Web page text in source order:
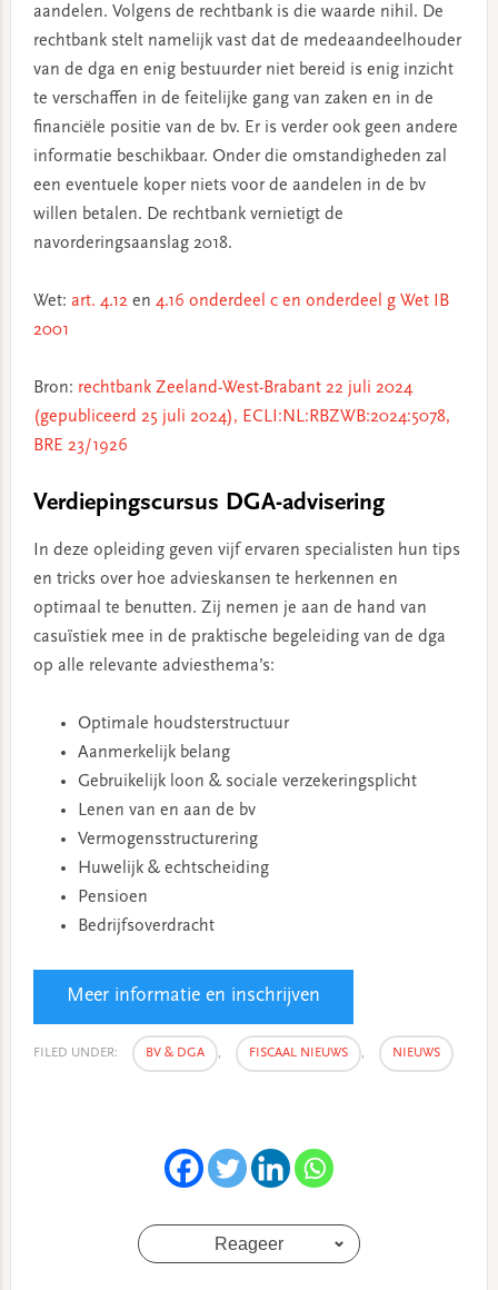
aandelen. Volgens de rechtbank is die waarde nihil. De
rechtbank stelt namelijk vast dat de medeaandeelhouder
van de dga en enig bestuurder niet bereid is enig inzicht
te verschaffen in de feitelijke gang van zaken en in de
financiële positie van de bv. Er is verder ook geen andere
informatie beschikbaar. Onder die omstandigheden zal
een eventuele koper niets voor de aandelen in de bv
willen betalen. De rechtbank vernietigt de
navorderingsaanslag 2018.
Wet: art. 4.12 en 4.16 onderdeel c en onderdeel g Wet IB
2001
Bron: rechtbank Zeeland-West-Brabant 22 juli 2024
(gepubliceerd 25 juli 2024), ECLI:NL:RBZWB:2024:5078,
BRE 23/1926
Verdiepingscursus DGA-advisering
In deze opleiding geven vijf ervaren specialisten hun tips
en tricks over hoe advieskansen te herkennen en
optimaal te benutten. Zij nemen je aan de hand van
casuïstiek mee in de praktische begeleiding van de dga
op alle relevante adviesthema’s:
Optimale houdsterstructuur
Aanmerkelijk belang
Gebruikelijk loon & sociale verzekeringsplicht
Lenen van en aan de bv
Vermogensstructurering
Huwelijk & echtscheiding
Pensioen
Bedrijfsoverdracht
Meer informatie en inschrijven
FILED UNDER: BV & DGA , FISCAAL NIEUWS , NIEUWS
Reageer